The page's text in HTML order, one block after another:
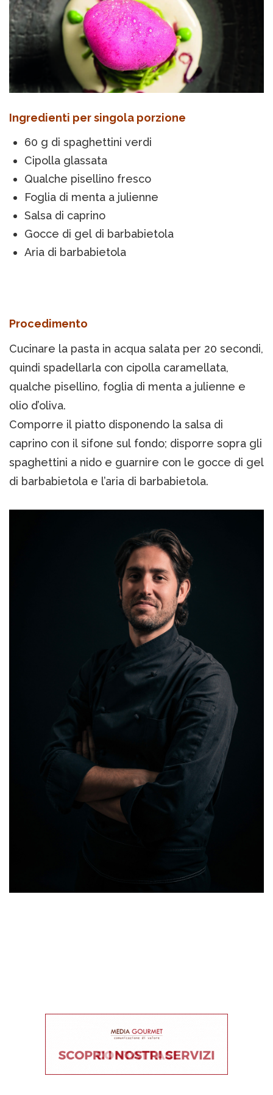
Ingredienti per singola porzione
60 g di spaghettini verdi
Cipolla glassata
Qualche pisellino fresco
Foglia di menta a julienne
Salsa di caprino
Gocce di gel di barbabietola
Aria di barbabietola
Procedimento
Cucinare la pasta in acqua salata per 20 secondi,
quindi spadellarla con cipolla caramellata,
qualche pisellino, foglia di menta a julienne e
olio d’oliva.
Comporre il piatto disponendo la salsa di
caprino con il sifone sul fondo; disporre sopra gli
spaghettini a nido e guarnire con le gocce di gel
di barbabietola e l’aria di barbabietola.